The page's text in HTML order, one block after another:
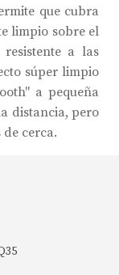
que cubra
limpio sobre el
a las
súper limpio
a pequeña
distancia, pero
cerca.